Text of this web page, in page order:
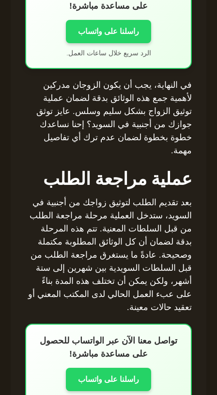
على مساعدة مباشرة!
راسلنا على واتساب
الرد سريع خلال ساعات العمل.
في النهاية، يجب أن يكون الزوجان مدركين
لأهمية جمع هذه الوثائق بدقة لضمان عملية
توثيق الزواج بشكل سليم وسلس. عايز توثق
جوازك من أجنبية في السويد؟ إحنا نساعدك
خطوة بخطوة لضمان عدم ترك أي تفاصيل
مهمة.
عملية مراجعة الطلب
بعد تقديم الطلب لتوثيق زواجك من أجنبية في
السويد، ستدخل العملية مرحلة مراجعة الطلب
من قبل السلطات المعنية. تتم هذه المرحلة
بدقة لضمان أن كل الوثائق المطلوبة مكتملة
وصحيحة. عادةً ما يستغرق مراجعة الطلب من
قبل السلطات السويدية بين شهرين إلى ستة
أشهر، ولكن يمكن أن تختلف هذه المدة بناءً
على عبء العمل الحالي لدى المكتب المعني أو
تعقيد حالات معينة.
تواصل معنا الآن عبر الواتساب للحصول
على مساعدة مباشرة!
راسلنا على واتساب